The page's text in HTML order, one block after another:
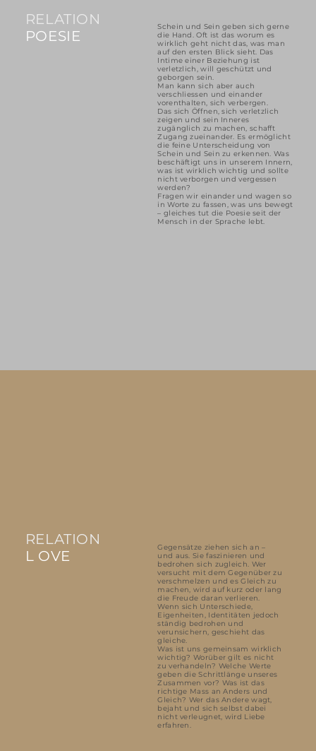
RELATION
POESIE
Schein und Sein geben sich gerne
die Hand. Oft ist das worum es
wirklich geht nicht das, was man
auf den ersten Blick sieht. Das
Intime einer Beziehung ist
verletzlich, will geschützt und
geborgen sein.
Man kann sich aber auch
verschliessen und einander
vorenthalten, sich verbergen.
Das sich Öffnen, sich verletzlich
zeigen und sein Inneres
zugänglich zu machen, schafft
Zugang zueinander. Es ermöglicht
die feine Unterscheidung von
Schein und Sein zu erkennen. Was
beschäftigt uns in unserem Innern,
was ist wirklich wichtig und sollte
nicht verborgen und vergessen
werden?
Fragen wir einander und wagen so
in Worte zu fassen, was uns bewegt
– gleiches tut die Poesie seit der
Mensch in der Sprache lebt.
RELATION
L OVE
Gegensätze ziehen sich an –
und aus. Sie faszinieren und
bedrohen sich zugleich. Wer
versucht mit dem Gegenüber zu
verschmelzen und es Gleich zu
machen, wird auf kurz oder lang
die Freude daran verlieren.
Wenn sich Unterschiede,
Eigenheiten, Identitäten jedoch
ständig bedrohen und
verunsichern, geschieht das
gleiche.
Was ist uns gemeinsam wirklich
wichtig? Worüber gilt es nicht
zu verhandeln? Welche Werte
geben die Schrittlänge unseres
Zusammen vor? Was ist das
richtige Mass an Anders und
Gleich? Wer das Andere wagt,
bejaht und sich selbst dabei
nicht verleugnet, wird Liebe
erfahren.